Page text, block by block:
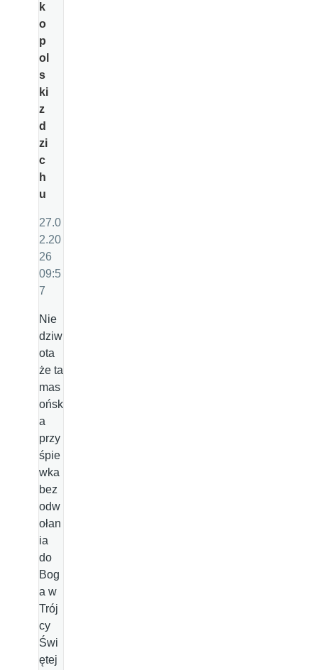
k
o
p
ol
s
ki
z
d
zi
c
h
u
27.0
2.20
26
09:5
7
Nie
dziw
ota
że ta
mas
ońsk
a
przy
śpie
wka
bez
odw
ołan
ia
do
Bog
a w
Trój
cy
Świ
ętej